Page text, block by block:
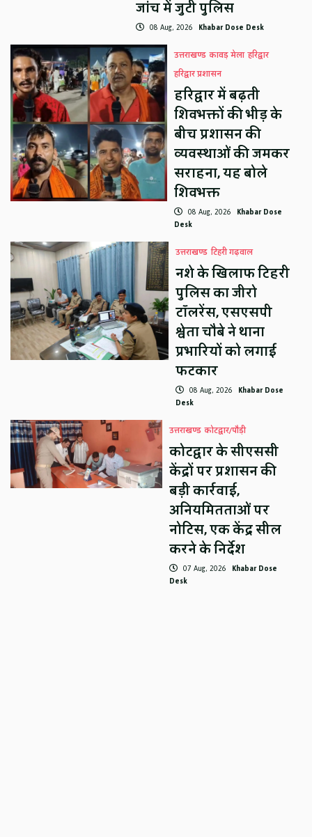
जांच में जुटी पुलिस
08 Aug, 2026 Khabar Dose Desk
उत्तराखण्ड कावड़ मेला हरिद्वार
हरिद्वार प्रशासन
हरिद्वार में बढ़ती
शिवभक्तों की भीड़ के
बीच प्रशासन की
व्यवस्थाओं की जमकर
सराहना, यह बोले
शिवभक्त
08 Aug, 2026 Khabar Dose
Desk
उत्तराखण्ड टिहरी गढ़वाल
नशे के खिलाफ टिहरी
पुलिस का जीरो
टॉलरेंस, एसएसपी
श्वेता चौबे ने थाना
प्रभारियों को लगाई
फटकार
08 Aug, 2026 Khabar Dose
Desk
उत्तराखण्ड कोटद्वार/पौड़ी
कोटद्वार के सीएससी
केंद्रों पर प्रशासन की
बड़ी कार्रवाई,
अनियमितताओं पर
नोटिस, एक केंद्र सील
करने के निर्देश
07 Aug, 2026 Khabar Dose
Desk